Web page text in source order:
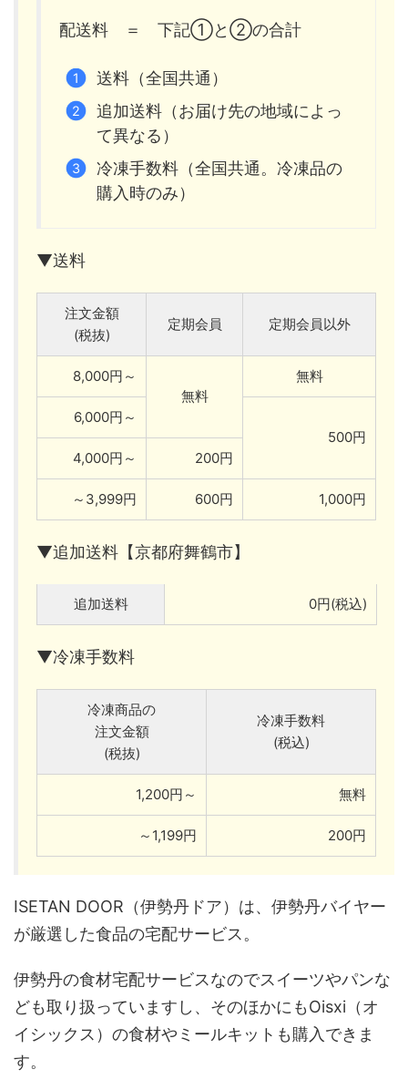
配送料 ＝ 下記①と②の合計
送料（全国共通）
追加送料（お届け先の地域によっ
て異なる）
冷凍手数料（全国共通。冷凍品の
購入時のみ）
▼送料
注文金額
(税抜)
定期会員 定期会員以外
8,000円～
無料
無料
6,000円～
500円
4,000円～
200円
～3,999円 600円 1,000円
▼追加送料【京都府舞鶴市】
追加送料 0円(税込)
▼冷凍手数料
冷凍商品の
注文金額
(税抜)
冷凍手数料
(税込)
1,200円～ 無料
～1,199円 200円
ISETAN DOOR（伊勢丹ドア）は、伊勢丹バイヤー
が厳選した食品の宅配サービス。
伊勢丹の食材宅配サービスなのでスイーツやパンな
ども取り扱っていますし、そのほかにもOisxi（オ
イシックス）の食材やミールキットも購入できま
す。